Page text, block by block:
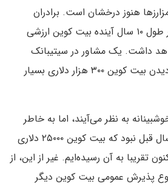
هنوز درخشان است. برادران
وینکلواس معتقدند که در طول ۱۰ سال آینده بیت کوین ارزشی
دلار خواهد داشت. یک مشاور در سیتیبانک
(Citibank) باور دارد که دیدن بیت کوین ۳۰۰ هزار دلاری بسیار
به نظر می‌آیند، اما به خاطر
داشته باشید که، خیلی سال قبل نبود که بیت کوین ۲۵۰۰۰ دلاری
تقریبا به آن رسیده‌ایم. غیر از این، از
پذیرش عمومی بیت کوین دیگر